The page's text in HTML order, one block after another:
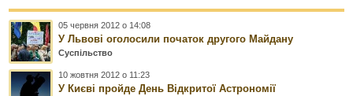
05 червня 2012 о 14:08
У Львові оголосили початок другого Майдану
Суспільство
10 жовтня 2012 о 11:23
У Києві пройде День Відкритої Астрономії